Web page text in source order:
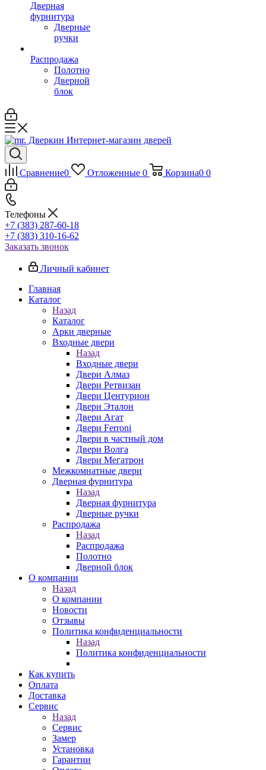
Дверная
фурнитура
Дверные
ручки
Распродажа
Полотно
Дверной
блок
Сравнение0 Отложенные 0 Корзина0 0
Телефоны
+7 (383) 287-60-18
+7 (383) 310-16-62
Заказать звонок
Личный кабинет
Главная
Каталог
Назад
Каталог
Арки дверные
Входные двери
Назад
Входные двери
Двери Алмаз
Двери Ретвизан
Двери Центурион
Двери Эталон
Двери Агат
Двери Ferroni
Двери в частный дом
Двери Волга
Двери Мегатрон
Межкомнатные двери
Дверная фурнитура
Назад
Дверная фурнитура
Дверные ручки
Распродажа
Назад
Распродажа
Полотно
Дверной блок
О компании
Назад
О компании
Новости
Отзывы
Политика конфиденциальности
Назад
Политика конфиденциальности
Как купить
Оплата
Доставка
Сервис
Назад
Сервис
Замер
Установка
Гарантии